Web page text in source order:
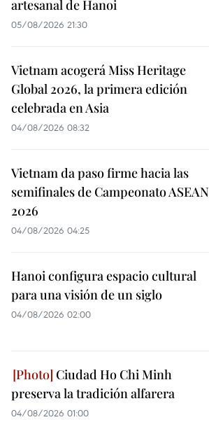
artesanal de Hanoi
05/08/2026 21:30
Vietnam acogerá Miss Heritage
Global 2026, la primera edición
celebrada en Asia
04/08/2026 08:32
Vietnam da paso firme hacia las
semifinales de Campeonato ASEAN
2026
04/08/2026 04:25
Hanoi configura espacio cultural
para una visión de un siglo
04/08/2026 02:00
Ciudad Ho Chi Minh
preserva la tradición alfarera
04/08/2026 01:00